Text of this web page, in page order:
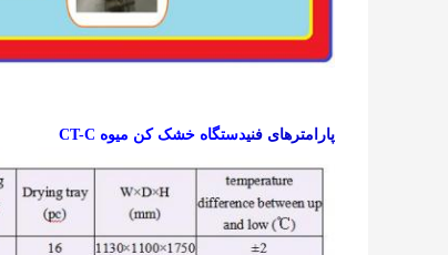
پارامترهای فنیدستگاه خشک کن میوه CT-C